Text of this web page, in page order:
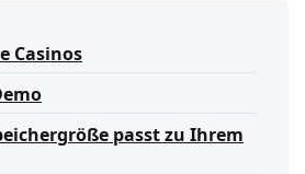
Casinos
passt zu Ihrem